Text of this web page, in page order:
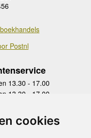
cookies
Postnl
13.30 - 17.00
13.30 - 17.00
13.30 - 17.00
13.30 - 17.00